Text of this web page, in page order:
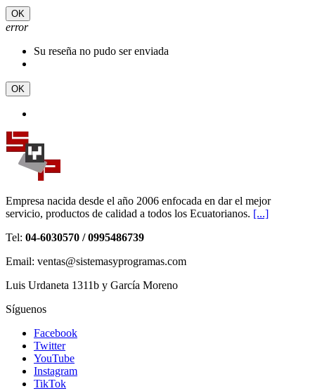
OK
error
Su reseña no pudo ser enviada
OK
Empresa nacida desde el año 2006 enfocada en dar el mejor
servicio, productos de calidad a todos los Ecuatorianos. [...]
Tel: 04-6030570 / 0995486739
Email: ventas@sistemasyprogramas.com
Luis Urdaneta 1311b y García Moreno
Síguenos
Facebook
Twitter
YouTube
Instagram
TikTok